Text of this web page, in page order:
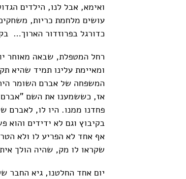
ואימא, אבל לנו, הילדים
עושים מלחמת כריות,
כדורגל בפרוזדור הארוך…
רחל המטפלת, שבאה מאוחר
ומאיימת עלינו תמיד
המשפחה של אברם השומר
אז, כששמענו את השם "אברם
פחדנו ממנו. היו לו, לאברם
בקיבוץ וגם לא ידידים
אף אחד לא הפריע לו ולא
שקראו לו מק, שהיה הולך
יום אחד החלטנו, גיא החבר